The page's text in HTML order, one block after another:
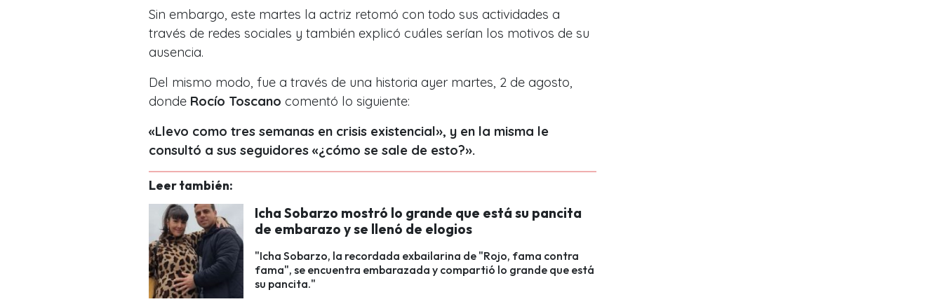
Sin embargo, este martes la actriz retomó con todo sus actividades a
través de redes sociales y también explicó cuáles serían los motivos de su
ausencia.
Del mismo modo, fue a través de una historia ayer martes, 2 de agosto,
donde Rocío Toscano comentó lo siguiente:
«Llevo como tres semanas en crisis existencial», y en la misma le
consultó a sus seguidores «¿cómo se sale de esto?».
Leer también:
Icha Sobarzo mostró lo grande que está su pancita
de embarazo y se llenó de elogios
"Icha Sobarzo, la recordada exbailarina de "Rojo, fama contra
fama", se encuentra embarazada y compartió lo grande que está
su pancita."